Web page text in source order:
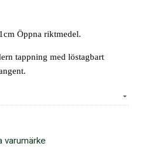
Öppna riktmedel.
tappning med löstagbart
varumärke